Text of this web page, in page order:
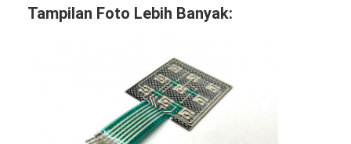
Tampilan Foto Lebih Banyak: